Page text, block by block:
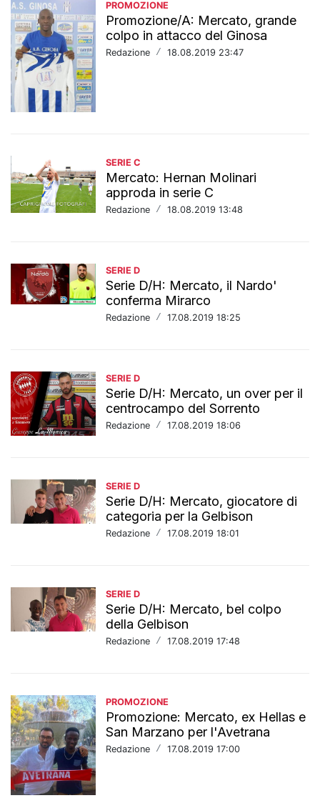
PROMOZIONE
Promozione/A: Mercato, grande
colpo in attacco del Ginosa
Redazione / 18.08.2019 23:47
SERIE C
Mercato: Hernan Molinari
approda in serie C
Redazione / 18.08.2019 13:48
SERIE D
Serie D/H: Mercato, il Nardo'
conferma Mirarco
Redazione / 17.08.2019 18:25
SERIE D
Serie D/H: Mercato, un over per il
centrocampo del Sorrento
Redazione / 17.08.2019 18:06
SERIE D
Serie D/H: Mercato, giocatore di
categoria per la Gelbison
Redazione / 17.08.2019 18:01
SERIE D
Serie D/H: Mercato, bel colpo
della Gelbison
Redazione / 17.08.2019 17:48
PROMOZIONE
Promozione: Mercato, ex Hellas e
San Marzano per l'Avetrana
Redazione / 17.08.2019 17:00